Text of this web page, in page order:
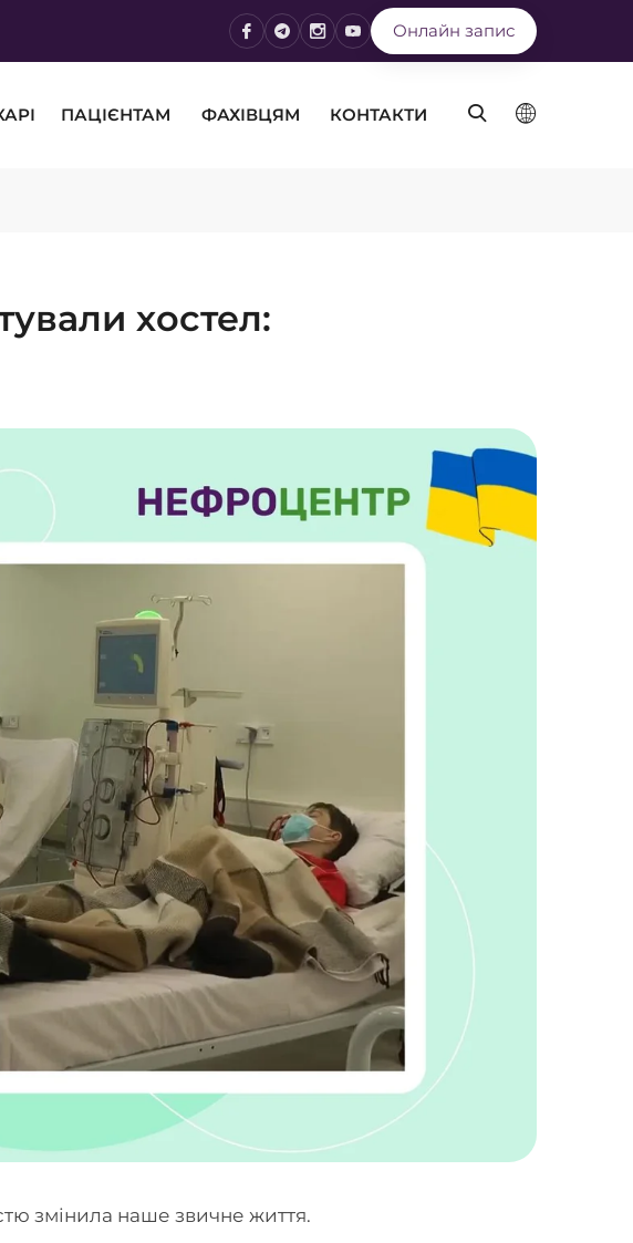
Онлайн запис
ПАЦІЄНТАМ ФАХІВЦЯМ КОНТАКТИ
хостел:
змінила наше звичне життя.